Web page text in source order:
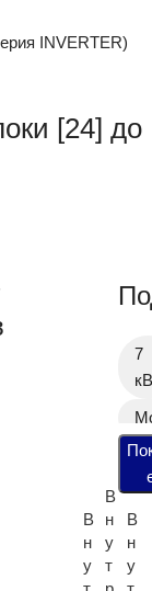
INVERTER)
[24] до
В
н
у
В
н
у
т
В
н
у
7